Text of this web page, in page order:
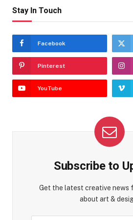
Stay In Touch
Facebook
Pinterest
YouTube
Subscribe to
Get the latest creative news
about art &